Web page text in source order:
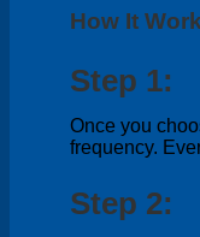
How It
Step 1:
Once you
frequency.
Step 2: